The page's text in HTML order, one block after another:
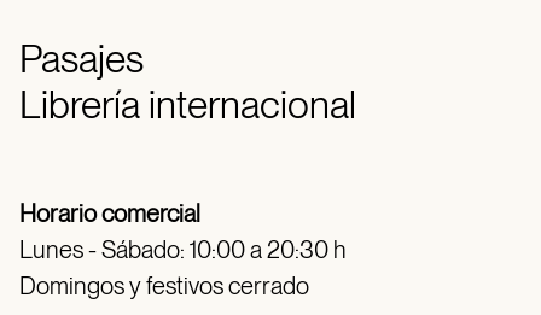
Pasajes
Librería internacional
Horario comercial
Lunes - Sábado: 10:00 a 20:30 h
Domingos y festivos cerrado